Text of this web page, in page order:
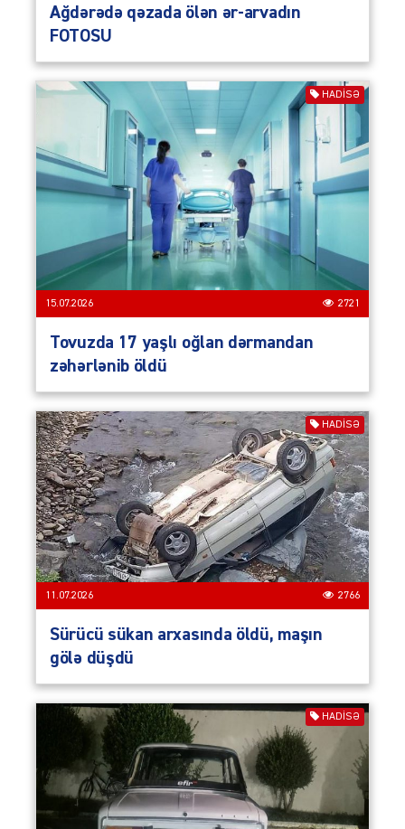
Ağdərədə qəzada ölən ər-arvadın
FOTOSU
HADISƏ
15.07.2026 2721
Tovuzda 17 yaşlı oğlan dərmandan
zəhərlənib öldü
HADISƏ
11.07.2026 2766
Sürücü sükan arxasında öldü, maşın
gölə düşdü
HADISƏ